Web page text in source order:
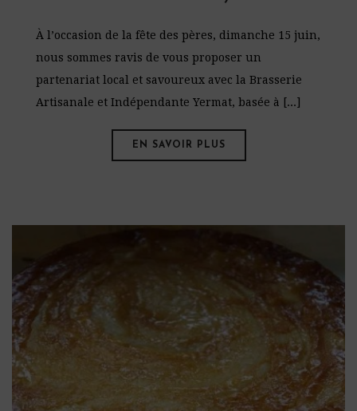
À l’occasion de la fête des pères, dimanche 15 juin,
nous sommes ravis de vous proposer un
partenariat local et savoureux avec la Brasserie
Artisanale et Indépendante Yermat, basée à [...]
EN SAVOIR PLUS